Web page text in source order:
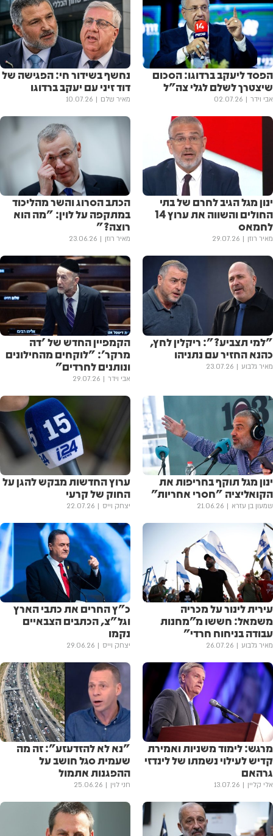
הפסד ליעקב ברדוגו: הסכום
שיצטרך לשלם לגלי צה"ל
אבי וידר 02.07.26
נחשף בשידור חי: הפגישה של
דוד זיני עם יעקב ברדוגו
מאיר שלם 10.07.26
ינון מגל הגיב לחרם של בתי
החולים והשווה את ערוץ 14
לחמאס
מאיר רוזן 29.07.26
הכתב הסרוג והשר מהליכוד
במתקפה על לוין: "מה הוא
רוצה?"
מאיר רוזן 23.06.26
"למי תצביע?": ריקלין לחץ,
כהנא החזיר עם נתניהו
מאיר גלבוע 23.07.26
הקמפיין החדש של 'דה
מרקר': "לוקחים מהחילונים
ונותנים לחרדים"
אבי וידר 29.07.26
ינון מגל תוקף בחריפות את
הקואליציה "חסרי אחריות"
שמעון בן עזרא 21.06.26
ערוץ החדשות מבקש להגן על
החוק של קרעי
יצחק וייס 22.07.26
עירית לינור על מכריה
משמאל: חששו מ״מחנות
עבודה בניחוח חרדי״
מאיר גלבוע 26.07.26
כ"ץ החרים את כתבי הארץ
וגל"צ, הכתבים הצבאיים
נקמו
יצחק וייס 29.06.26
מרגש: לימוד משניות ואמירת
קדיש לעילוי נשמתו של לינדזי
גרהאם
אלי קליין 13.07.26
"נא לא להזדעזע": זה מה
שעמית סגל חושב על
ההפגנות אתמול
חני לוין 25.06.26